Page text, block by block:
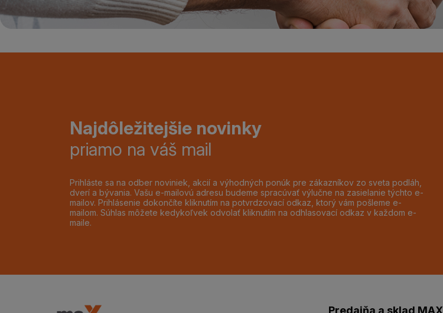
Najdôležitejšie novinky
priamo na váš mail
Prihláste sa na odber noviniek, akcií a výhodných ponúk pre zákazníkov zo sveta podláh,
dverí a bývania. Vašu e-mailovú adresu budeme spracúvať výlučne na zasielanie týchto e-
mailov. Prihlásenie dokončíte kliknutím na potvrdzovací odkaz, ktorý vám pošleme e-
mailom. Súhlas môžete kedykoľvek odvolať kliknutím na odhlasovací odkaz v každom e-
maile.
Predajňa a sklad MAX